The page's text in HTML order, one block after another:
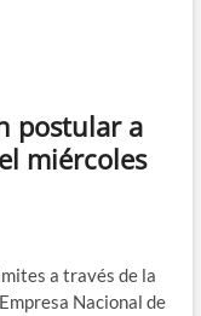
postular a
miércoles
a través de la
Nacional de